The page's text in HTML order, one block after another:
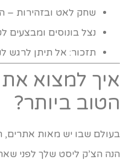
שחק לאט ובזהירות –
נצל בונוסים ומבצעים
תזכור: אל תיתן לרגש
למצוא את
ביותר?
שבו יש מאות אתרים,
הצ’ק ליסט שלך לפני